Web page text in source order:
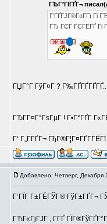
ГЂГ°ГІГҐГ¬
Г‘ГҐГЈГ®Г¤Г­Гї Гі
ГЂ ГЄГ ГЄГЁГҐ Гі
ГЏГ°Г ГўГ¤Г ?
ГЂГ­Г¤Г°ГѕГµГ ! Г•Г°ГҐГ­
Г‘ Г„Г­ГҐГ¬
Добавлено: Четверг, Декабря
Г‘ГЇГ Г±ГЁГЎГ® ГўГ±ГҐГ¬
ГЋГ«ГјГЈГ , Г­ГҐ